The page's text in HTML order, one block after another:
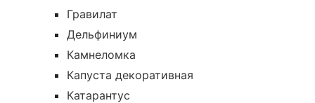
Гравилат
Дельфиниум
Камнеломка
Капуста декоративная
Катарантус